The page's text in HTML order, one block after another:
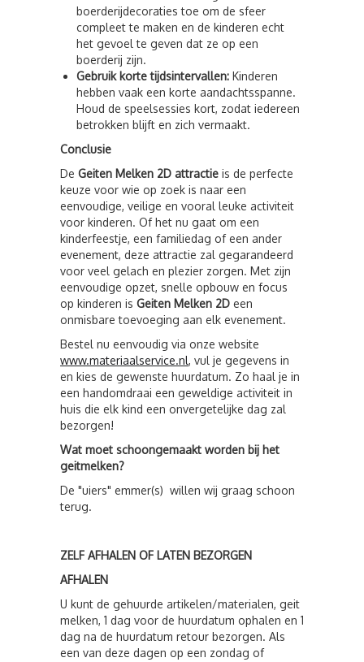
boerderijdecoraties toe om de sfeer
compleet te maken en de kinderen echt
het gevoel te geven dat ze op een
boerderij zijn.
Gebruik korte tijdsintervallen: Kinderen
hebben vaak een korte aandachtsspanne.
Houd de speelsessies kort, zodat iedereen
betrokken blijft en zich vermaakt.
Conclusie
De Geiten Melken 2D attractie is de perfecte
keuze voor wie op zoek is naar een
eenvoudige, veilige en vooral leuke activiteit
voor kinderen. Of het nu gaat om een
kinderfeestje, een familiedag of een ander
evenement, deze attractie zal gegarandeerd
voor veel gelach en plezier zorgen. Met zijn
eenvoudige opzet, snelle opbouw en focus
op kinderen is Geiten Melken 2D een
onmisbare toevoeging aan elk evenement.
Bestel nu eenvoudig via onze website
www.materiaalservice.nl, vul je gegevens in
en kies de gewenste huurdatum. Zo haal je in
een handomdraai een geweldige activiteit in
huis die elk kind een onvergetelijke dag zal
bezorgen!
Wat moet schoongemaakt worden bij het
geitmelken?
De "uiers" emmer(s) willen wij graag schoon
terug.
ZELF AFHALEN OF LATEN BEZORGEN
AFHALEN
U kunt de gehuurde artikelen/materialen, geit
melken, 1 dag voor de huurdatum ophalen en 1
dag na de huurdatum retour bezorgen. Als
een van deze dagen op een zondag of